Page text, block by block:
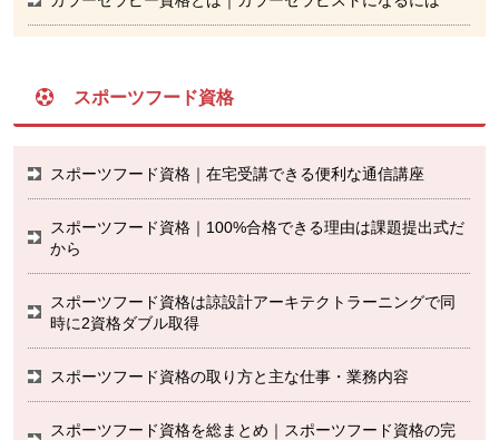
スポーツフード資格
スポーツフード資格｜在宅受講できる便利な通信講座
スポーツフード資格｜100%合格できる理由は課題提出式だ
から
スポーツフード資格は諒設計アーキテクトラーニングで同
時に2資格ダブル取得
スポーツフード資格の取り方と主な仕事・業務内容
スポーツフード資格を総まとめ｜スポーツフード資格の完